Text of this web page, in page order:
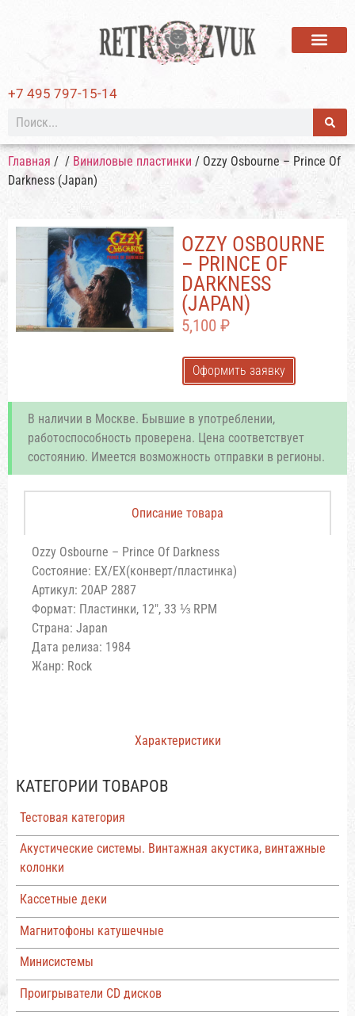
+7 495 797-15-14
Главная / / Виниловые пластинки / Ozzy Osbourne – Prince Of
Darkness (Japan)
КАТЕГОРИИ ТОВАРОВ
Тестовая категория
Акустические системы. Винтажная акустика, винтажные
колонки
Кассетные деки
Магнитофоны катушечные
Минисистемы
Проигрыватели CD дисков
OZZY OSBOURNE
– PRINCE OF
DARKNESS
(JAPAN)
5,100 ₽
Оформить заявку
В наличии в Москве. Бывшие в употреблении,
работоспособность проверена. Цена соответствует
состоянию. Имеется возможность отправки в регионы.
Описание товара
Характеристики
Ozzy Osbourne – Prince Of Darkness
Состояние: EX/EX(конверт/пластинка)
Артикул: 20AP 2887
Формат: Пластинки, 12″, 33 ⅓ RPM
Страна: Japan
Дата релиза: 1984
Жанр: Rock